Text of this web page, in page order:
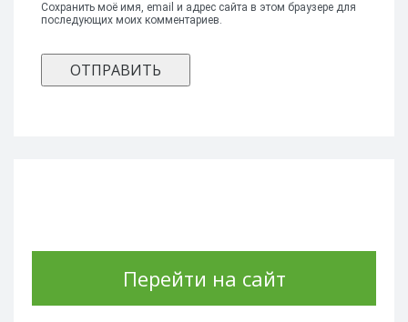
Сохранить моё имя, email и адрес сайта в этом браузере для
последующих моих комментариев.
Перейти на сайт